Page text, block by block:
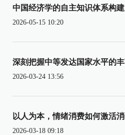
中国经济学的自主知识体系构
2026-05-15 10:20
深刻把握中等发达国家水平的
2026-03-24 13:56
以人为本，情绪消费如何激活
2026-03-18 09:18